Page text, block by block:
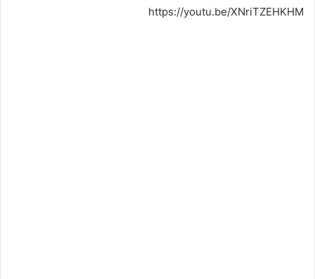
https://youtu.be/XNriTZEHKHM